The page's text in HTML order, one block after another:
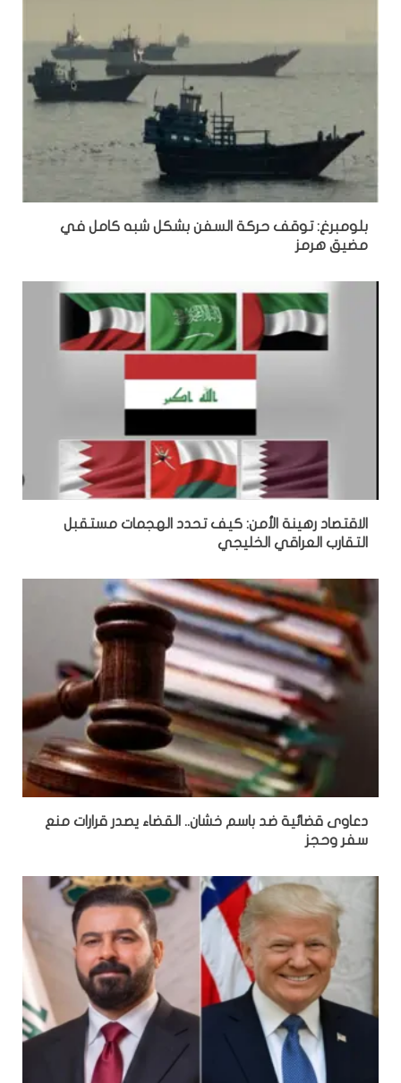
بلومبرغ: توقف حركة السفن بشكل شبه كامل في
مضيق هرمز
الاقتصاد رهينة الأمن: كيف تحدد الهجمات مستقبل
التقارب العراقي الخليجي
دعاوى قضائية ضد باسم خشان.. القضاء يصدر قرارات منع
سفر وحجز